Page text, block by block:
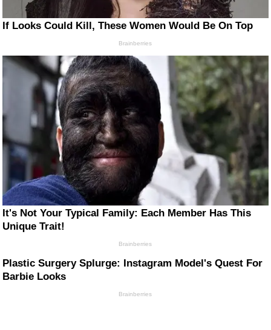
If Looks Could Kill, These Women Would Be On Top
Brainberries
It's Not Your Typical Family: Each Member Has This
Unique Trait!
Brainberries
Plastic Surgery Splurge: Instagram Model's Quest For
Barbie Looks
Brainberries